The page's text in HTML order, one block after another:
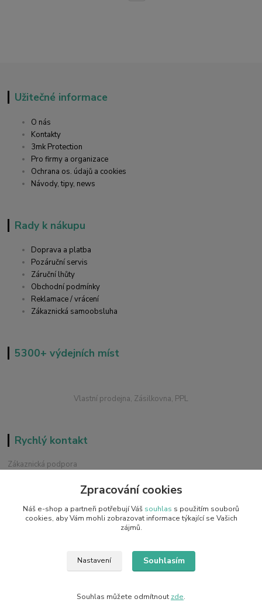
Užitečné informace
O nás
Kontakty
3mk Protection
Pro firmy a organizace
Ochrana os. údajů a cookies
Návody, tipy, news
Rady k nákupu
Doprava a platba
Pozáruční servis
Záruční lhůty
Obchodní podmínky
Reklamace / vrácení
Zákaznická samoobsluha
5300+ výdejních míst
Vlastní prodejna, Zásilkovna, PPL
Rychlý kontakt
Zákaznická podpora
Chat / Online podpora - 24/7
info@emobilky.cz
Copyright © 2014 - 2026 eMOBILKY.cz, Adrimax s.r.o.
Zpracování cookies
Náš e-shop a partneři potřebují Váš souhlas s použitím souborů
cookies, aby Vám mohli zobrazovat informace týkající se Vašich
zájmů.
Nastavení Souhlasím
Souhlas můžete odmítnout zde.